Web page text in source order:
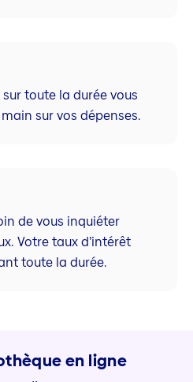
toute la durée vous
sur vos dépenses.
de vous inquiéter
Votre taux d’intérêt
toute la durée.
en ligne